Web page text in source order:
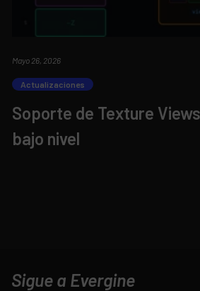
Mayo 26, 2026
Actualizaciones
Soporte de Texture
bajo nivel
Sigue a Evergine